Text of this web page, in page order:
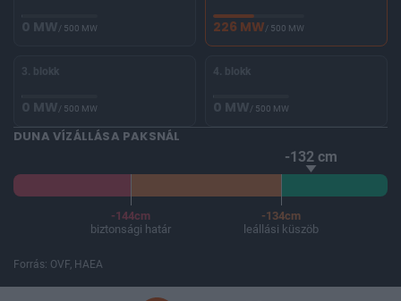
0 MW/ 500 MW 226 MW/ 500 MW
3. blokk
0 MW/ 500 MW
4. blokk
0 MW/ 500 MW
DUNA VÍZÁLLÁSA PAKSNÁL
-132 cm
-144cm
biztonsági határ
-134cm
leállási küszöb
Forrás: OVF, HAEA